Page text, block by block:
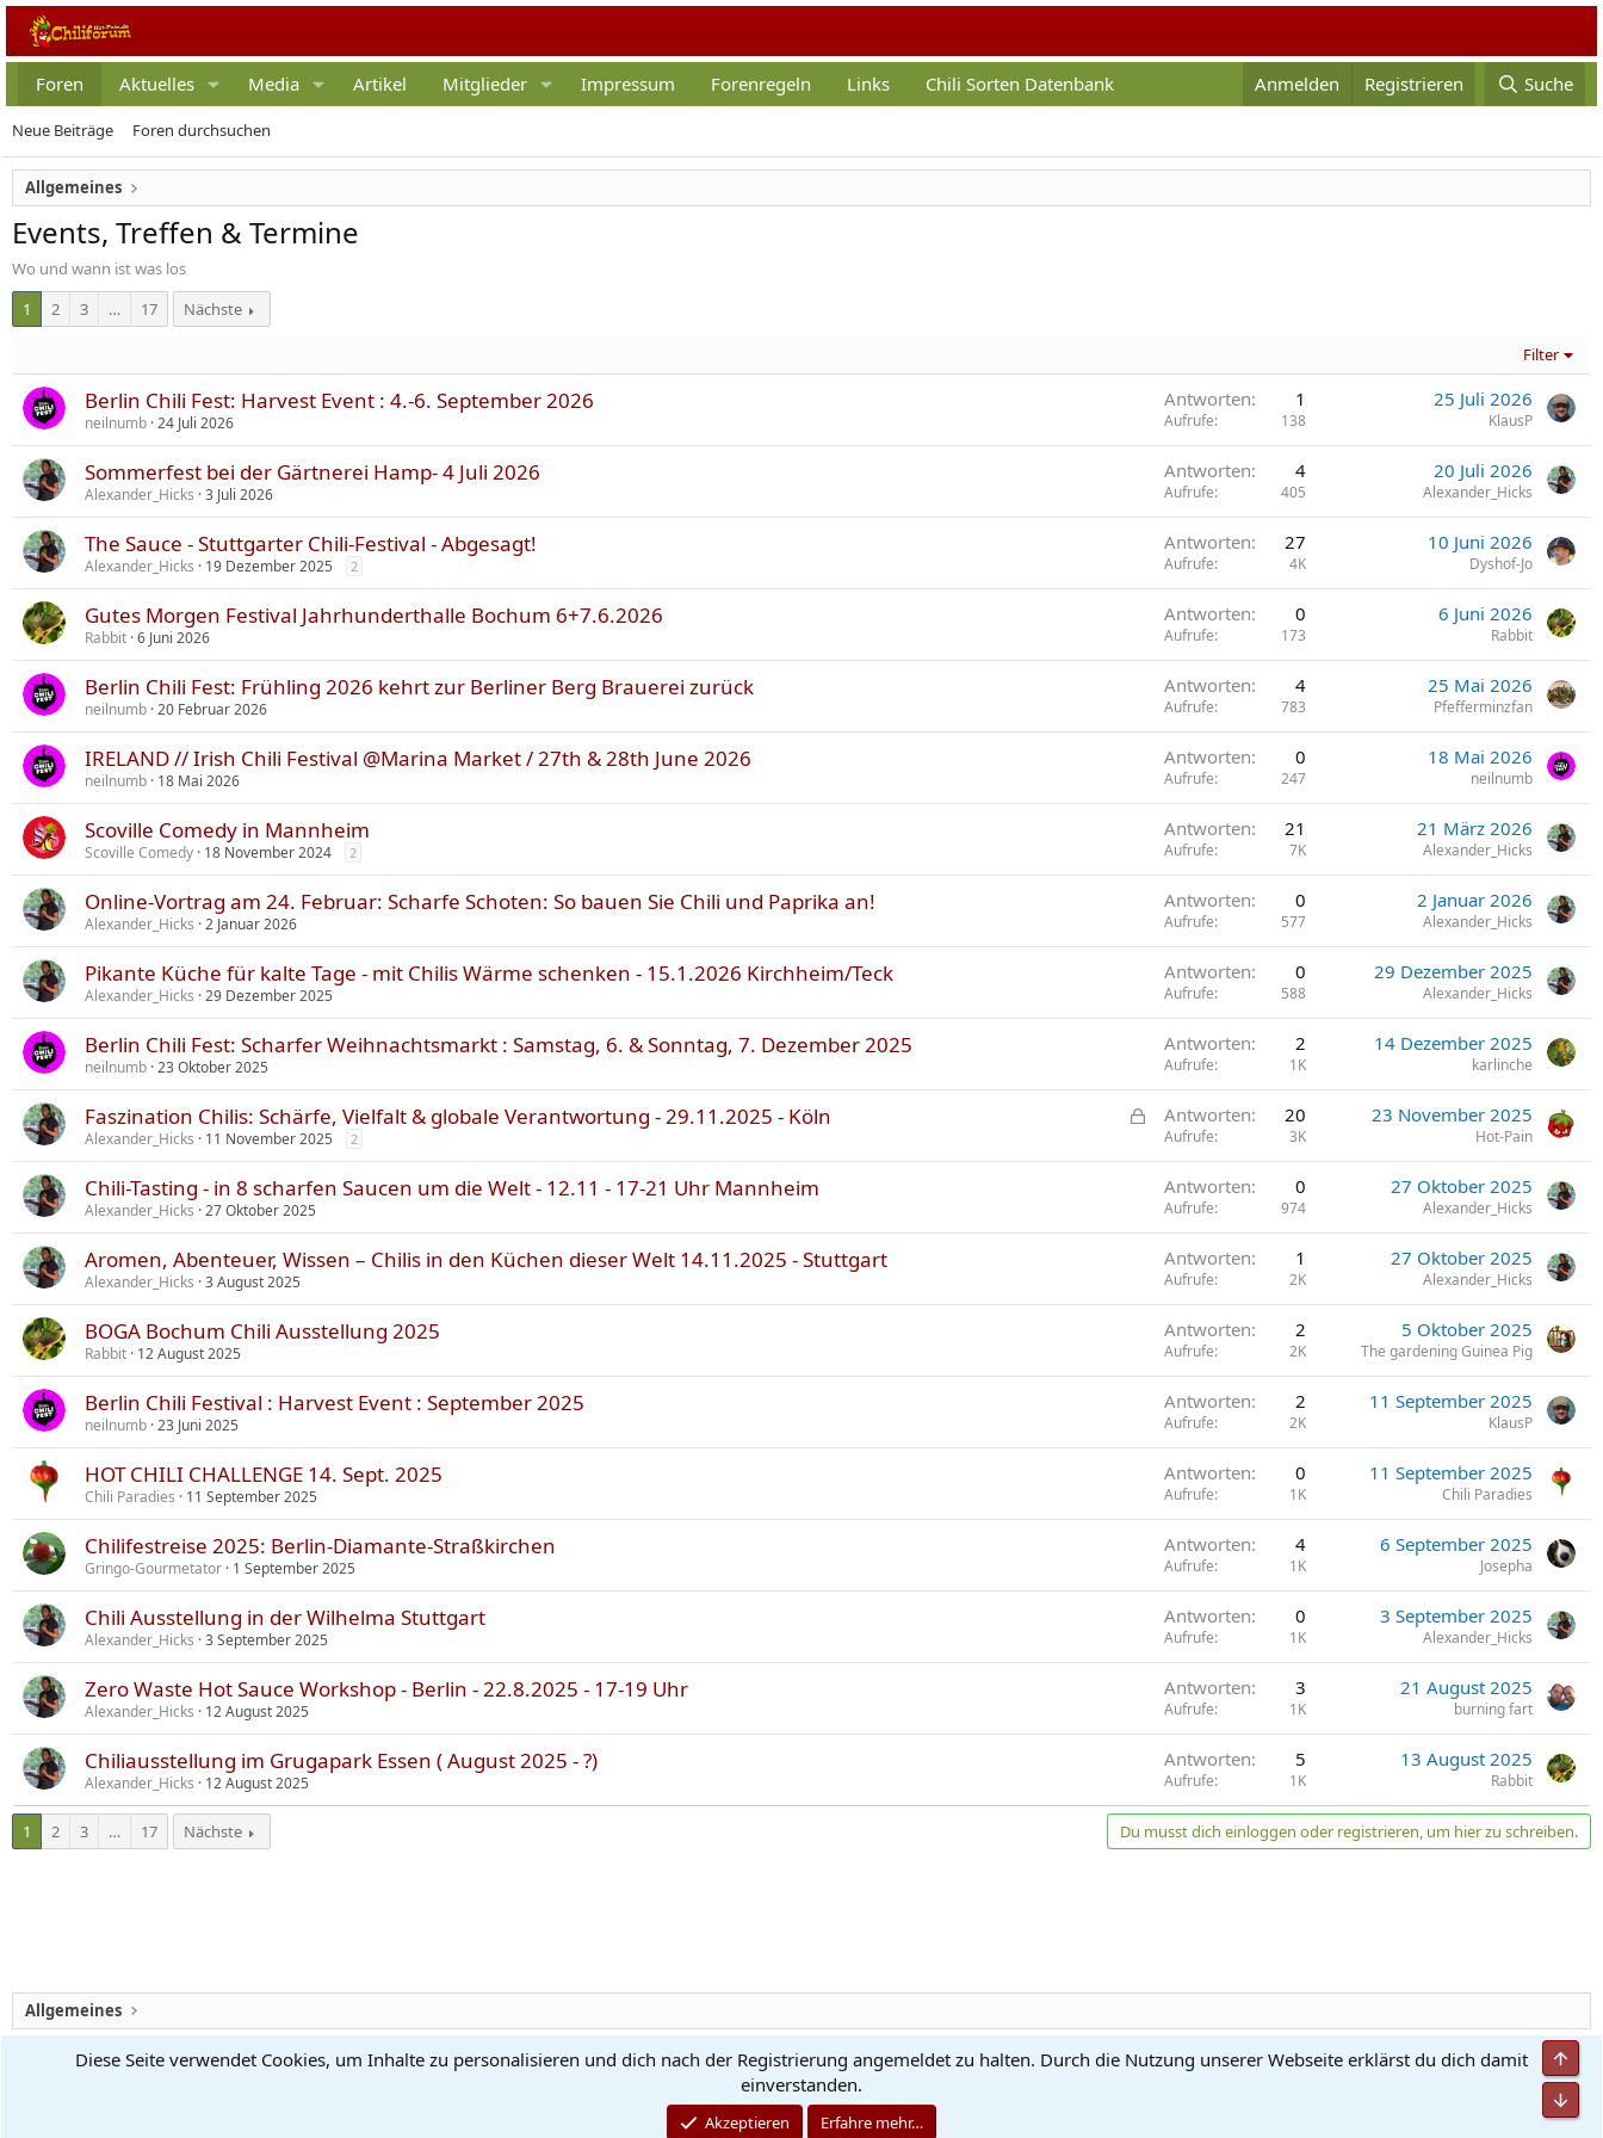
Foren Aktuelles Media Artikel Mitglieder Impressum Forenregeln Links Chili Sorten Datenbank Anmelden Registrieren Suche
Neue Beiträge Foren durchsuchen
Allgemeines
Events, Treffen & Termine
Wo und wann ist was los
1
2 3 … 17 Nächste
Filter
Berlin Chili Fest: Harvest Event : 4.-6. September 2026
neilnumb 24 Juli 2026
Antworten 1
Aufrufe 138
25 Juli 2026
KlausP
Sommerfest bei der Gärtnerei Hamp- 4 Juli 2026
Alexander_Hicks 3 Juli 2026
Antworten 4
Aufrufe 405
20 Juli 2026
Alexander_Hicks
The Sauce - Stuttgarter Chili-Festival - Abgesagt!
Alexander_Hicks 19 Dezember 2025 2
Antworten 27
Aufrufe 4K
10 Juni 2026
Dyshof-Jo
Gutes Morgen Festival Jahrhunderthalle Bochum 6+7.6.2026
Rabbit 6 Juni 2026
Antworten 0
Aufrufe 173
6 Juni 2026
Rabbit
Berlin Chili Fest: Frühling 2026 kehrt zur Berliner Berg Brauerei zurück
neilnumb 20 Februar 2026
Antworten 4
Aufrufe 783
25 Mai 2026
Pfefferminzfan
IRELAND // Irish Chili Festival @Marina Market / 27th & 28th June 2026
neilnumb 18 Mai 2026
Antworten 0
Aufrufe 247
18 Mai 2026
neilnumb
Scoville Comedy in Mannheim
Scoville Comedy 18 November 2024 2
Antworten 21
Aufrufe 7K
21 März 2026
Alexander_Hicks
Online-Vortrag am 24. Februar: Scharfe Schoten: So bauen Sie Chili und Paprika an!
Alexander_Hicks 2 Januar 2026
Antworten 0
Aufrufe 577
2 Januar 2026
Alexander_Hicks
Pikante Küche für kalte Tage - mit Chilis Wärme schenken - 15.1.2026 Kirchheim/Teck
Alexander_Hicks 29 Dezember 2025
Antworten 0
Aufrufe 588
29 Dezember 2025
Alexander_Hicks
Berlin Chili Fest: Scharfer Weihnachtsmarkt : Samstag, 6. & Sonntag, 7. Dezember 2025
neilnumb 23 Oktober 2025
Antworten 2
Aufrufe 1K
14 Dezember 2025
karlinche
G
s
r
Faszination Chilis: Schärfe, Vielfalt & globale Verantwortung - 29.11.2025 - Köln
Alexander_Hicks 11 November 2025 2
Antworten 20
Aufrufe 3K
23 November 2025
Hot-Pain
Chili-Tasting - in 8 scharfen Saucen um die Welt - 12.11 - 17-21 Uhr Mannheim
Alexander_Hicks 27 Oktober 2025
Antworten 0
Aufrufe 974
27 Oktober 2025
Alexander_Hicks
Aromen, Abenteuer, Wissen – Chilis in den Küchen dieser Welt 14.11.2025 - Stuttgart
Alexander_Hicks 3 August 2025
Antworten 1
Aufrufe 2K
27 Oktober 2025
Alexander_Hicks
BOGA Bochum Chili Ausstellung 2025
Rabbit 12 August 2025
Antworten 2
Aufrufe 2K
5 Oktober 2025
The gardening Guinea Pig
Berlin Chili Festival : Harvest Event : September 2025
neilnumb 23 Juni 2025
Antworten 2
Aufrufe 2K
11 September 2025
KlausP
HOT CHILI CHALLENGE 14. Sept. 2025
Chili Paradies 11 September 2025
Antworten 0
Aufrufe 1K
11 September 2025
Chili Paradies
Chilifestreise 2025: Berlin-Diamante-Straßkirchen
Gringo-Gourmetator 1 September 2025
Antworten 4
Aufrufe 1K
6 September 2025
Josepha
Chili Ausstellung in der Wilhelma Stuttgart
Alexander_Hicks 3 September 2025
Antworten 0
Aufrufe 1K
3 September 2025
Alexander_Hicks
Zero Waste Hot Sauce Workshop - Berlin - 22.8.2025 - 17-19 Uhr
Alexander_Hicks 12 August 2025
Antworten 3
Aufrufe 1K
21 August 2025
burning fart
Chiliausstellung im Grugapark Essen ( August 2025 - ?)
Alexander_Hicks 12 August 2025
Antworten 5
Aufrufe 1K
13 August 2025
Rabbit
1 2 3 … 17 Nächste Du musst dich einloggen oder registrieren, um hier zu schreiben.
Allgemeines
Chiliforum Deutsch (Du) Kontakt Nutzungsbedingungen Datenschutz Hilfe und Impressum Start
Community platform by XenForo
© 2010-2026 XenForo Ltd.
Quality Add-Ons made withbyWMTech © 2026 WebMachine Technologies, Inc
Diese Seite verwendet Cookies, um Inhalte zu personalisieren und dich nach der Registrierung angemeldet zu halten. Durch die Nutzung unserer Webseite erklärst du dich damit
einverstanden.
Akzeptieren Erfahre mehr…